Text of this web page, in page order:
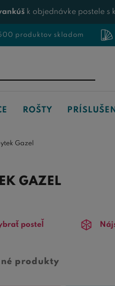
k objednávke postele s
produktov skladom
ROŠTY
Gazel
GAZEL
posteľ
produkty